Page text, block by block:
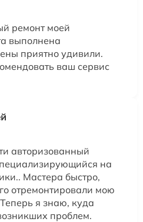
ремонт моей
выполнена
приятно удивили.
ваш сервис
авторизованный
на
Мастера быстро,
отремонтировали мою
я знаю, куда
проблем.